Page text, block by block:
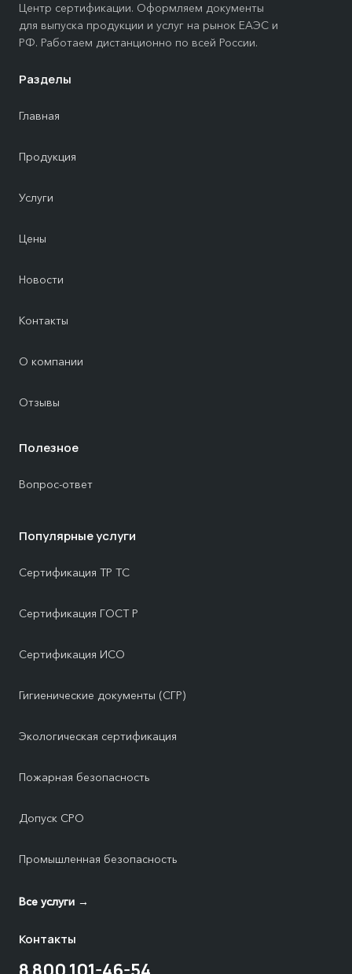
Центр сертификации. Оформляем документы
для выпуска продукции и услуг на рынок ЕАЭС и
РФ. Работаем дистанционно по всей России.
Разделы
Главная
Продукция
Услуги
Цены
Новости
Контакты
О компании
Отзывы
Полезное
Вопрос-ответ
Популярные услуги
Сертификация ТР ТС
Сертификация ГОСТ Р
Сертификация ИСО
Гигиенические документы (СГР)
Экологическая сертификация
Пожарная безопасность
Допуск СРО
Промышленная безопасность
Все услуги →
Контакты